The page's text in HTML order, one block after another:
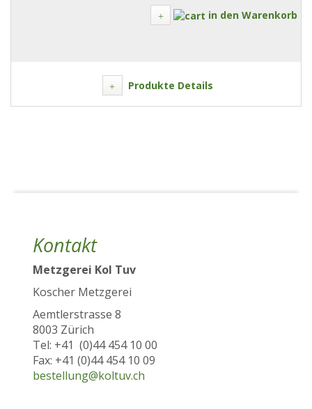
Produkte Details
in den Warenkorb
Kontakt
Metzgerei Kol Tuv
Koscher Metzgerei
Aemtlerstrasse 8
8003 Zürich
Tel: +41 (0)44 454 10 00
Fax: +41 (0)44 454 10 09
bestellung@koltuv.ch